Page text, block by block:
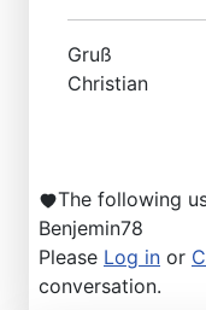
Gruß
Christian
The following
Benjemin78
Please Log in or
conversation.